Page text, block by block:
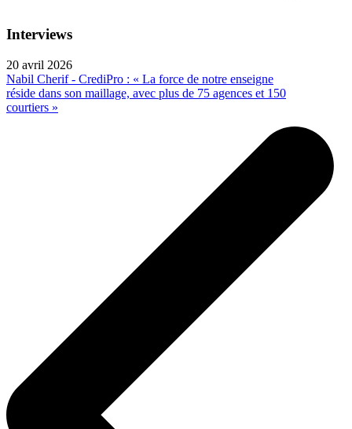
Interviews
20 avril 2026
Nabil Cherif - CrediPro : « La force de notre enseigne
réside dans son maillage, avec plus de 75 agences et 150
courtiers »